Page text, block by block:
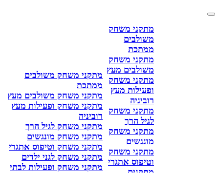
מתקני משחק
משולבים
ממתכת
מתקני משחק
משולבים מעץ
מתקני משחק
ופעילות מעץ
רוביניה
מתקני משחק
לגיל הרך
מתקני משחק
מונגשים
מתקני משחק
וטיפוס אתגרי
מתקני משחק משולבים
ממתכת
מתקני משחק משולבים מעץ
מתקני משחק ופעילות מעץ
רוביניה
מתקני משחק לגיל הרך
מתקני משחק מונגשים
מתקני משחק וטיפוס אתגרי
מתקני משחק לגני ילדים
מתקני משחק ופעילות לבתי